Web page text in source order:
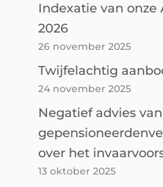
Indexatie van onze
2026
26 november 2025
Twijfelachtig
24 november 2025
Negatief advies van
over het
13 oktober 2025